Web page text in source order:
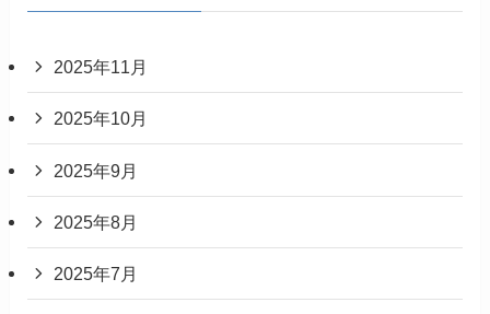
2025年11月
2025年10月
2025年9月
2025年8月
2025年7月